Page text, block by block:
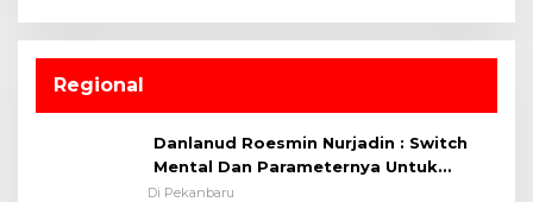
Regional
Danlanud Roesmin Nurjadin : Switch
Mental Dan Parameternya Untuk
Melaksanakan ✈
Di Pekanbaru